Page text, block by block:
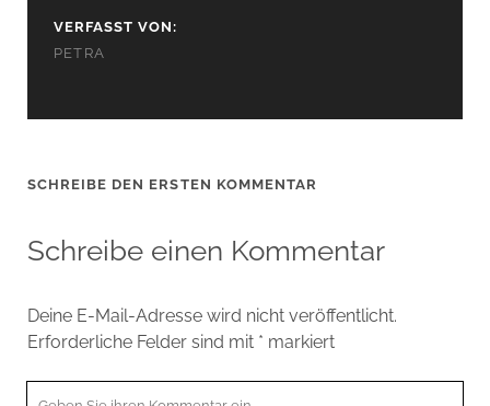
VERFASST VON:
PETRA
SCHREIBE DEN ERSTEN KOMMENTAR
Schreibe einen Kommentar
Deine E-Mail-Adresse wird nicht veröffentlicht.
Erforderliche Felder sind mit * markiert